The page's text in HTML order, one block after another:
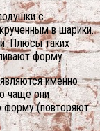
с
в шарики.
Плюсы таких
форму.
именно
чаще они
форму (повторяют